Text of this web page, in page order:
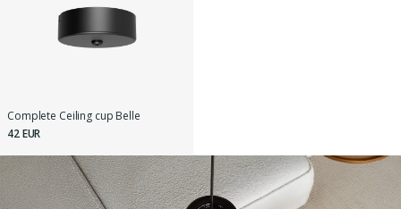
Complete Ceiling cup Belle
42 EUR